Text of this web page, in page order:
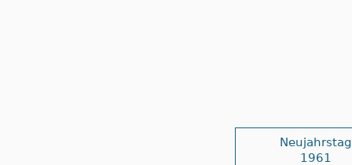
Neujahrstag
1961